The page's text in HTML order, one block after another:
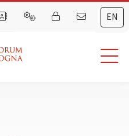
EN